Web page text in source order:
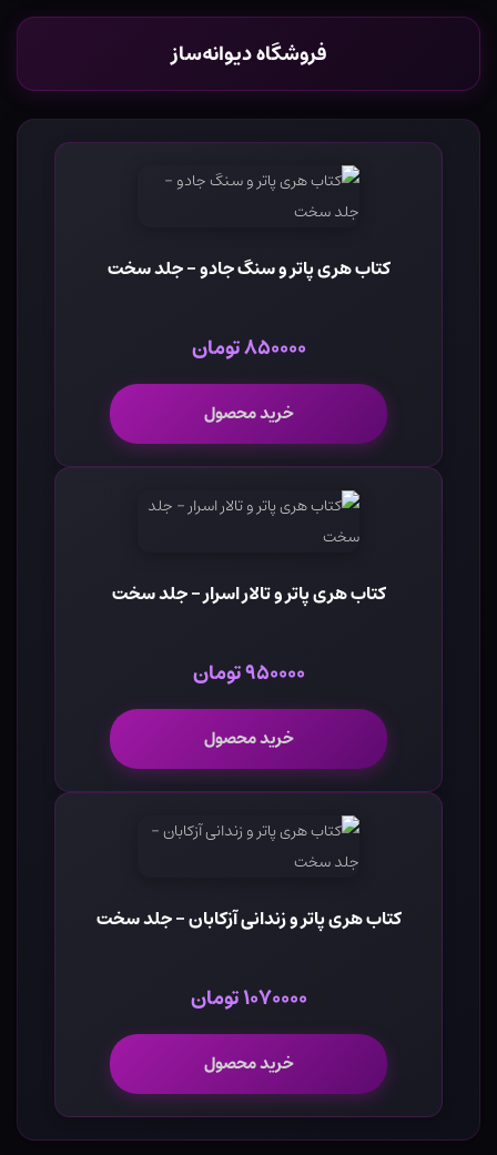
فروشگاه دیوانه‌ساز
کتاب هری پاتر و سنگ جادو - جلد سخت
۸۵۰۰۰۰ تومان
خرید محصول
کتاب هری پاتر و تالار اسرار - جلد سخت
۹۵۰۰۰۰ تومان
خرید محصول
کتاب هری پاتر و زندانی آزکابان - جلد سخت
۱۰۷۰۰۰۰ تومان
خرید محصول